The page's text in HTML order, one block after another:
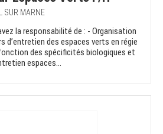
SUR MARNE
la responsabilité de : - Organisation
d’entretien des espaces verts en régie
des spécificités biologiques et
espaces...